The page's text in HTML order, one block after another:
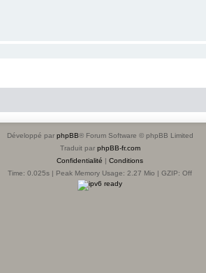
Développé par phpBB® Forum Software © phpBB Limited
Traduit par phpBB-fr.com
Confidentialité | Conditions
Time: 0.025s | Peak Memory Usage: 2.27 Mio | GZIP: Off